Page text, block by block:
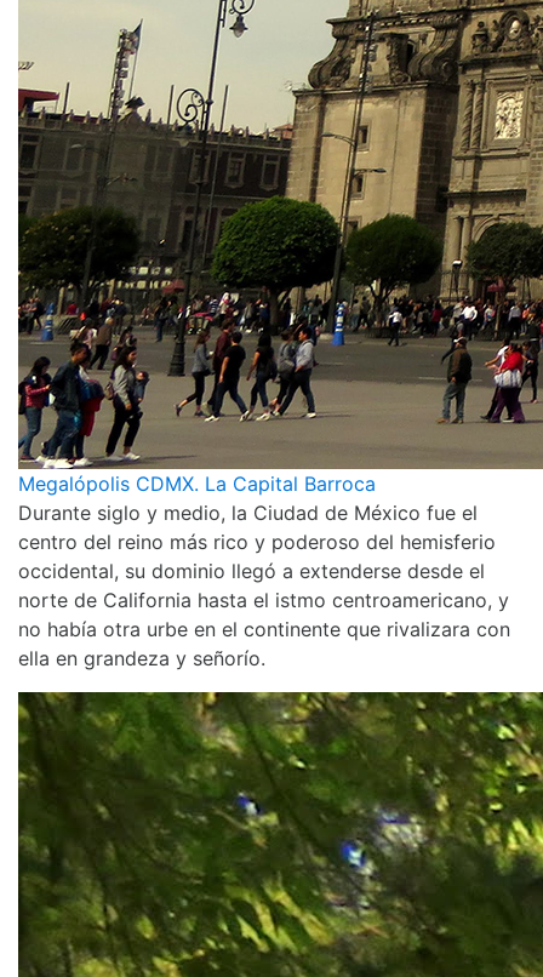
Megalópolis CDMX. La Capital Barroca
Durante siglo y medio, la Ciudad de México fue el
centro del reino más rico y poderoso del hemisferio
occidental, su dominio llegó a extenderse desde el
norte de California hasta el istmo centroamericano, y
no había otra urbe en el continente que rivalizara con
ella en grandeza y señorío.